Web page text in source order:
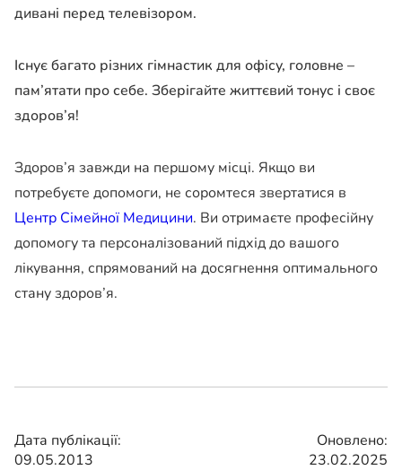
дивані перед телевізором.
Існує багато різних гімнастик для офісу, головне –
пам’ятати про себе. Зберігайте життєвий тонус і своє
здоров’я!
Здоров’я завжди на першому місці. Якщо ви
потребуєте допомоги, не соромтеся звертатися в
Центр Сімейної Медицини. Ви отримаєте професійну
допомогу та персоналізований підхід до вашого
лікування, спрямований на досягнення оптимального
стану здоров’я.
Дата публікації:
09.05.2013
Оновлено:
23.02.2025